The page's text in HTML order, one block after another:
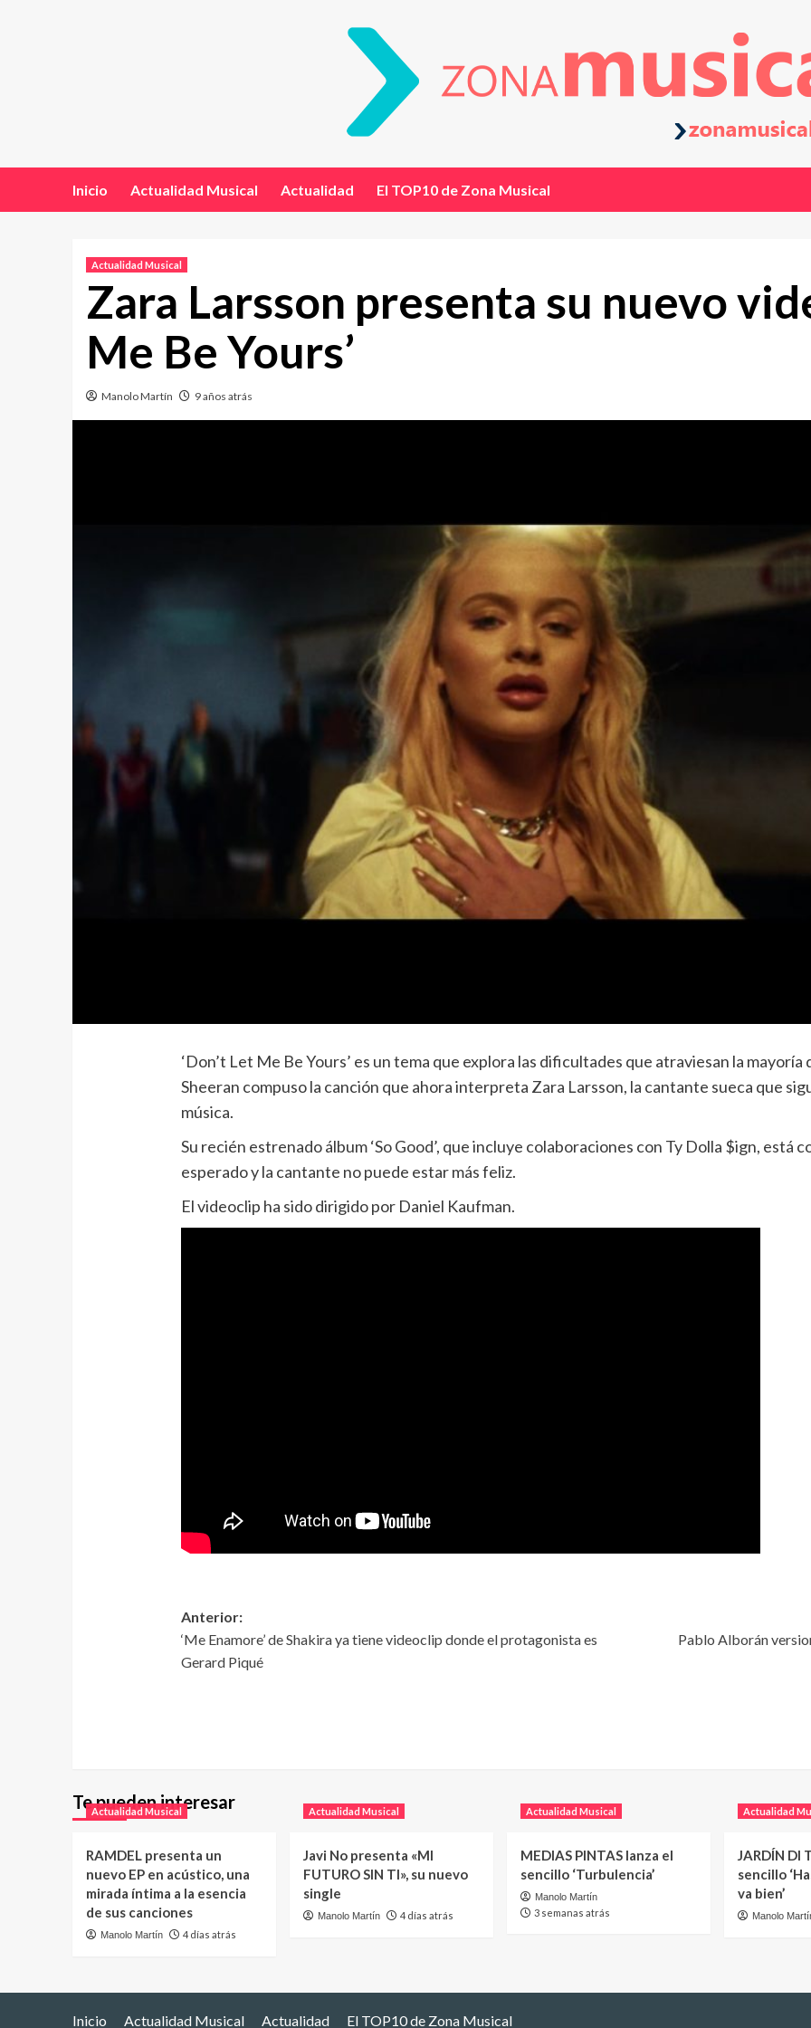
Inicio Actualidad Musical Actualidad El TOP10 de Zona Musical
Actualidad Musical
Zara Larsson presenta su nuevo
Me Be Yours’
Manolo Martín 9 años atrás
‘Don’t Let Me Be Yours’ es un tema que explora las dificultades que atraviesan la mayoría
Sheeran compuso la canción que ahora interpreta Zara Larsson, la cantante sueca que
música.
Su recién estrenado álbum ‘So Good’, que incluye colaboraciones con Ty Dolla $ign, está
esperado y la cantante no puede estar más feliz.
El videoclip ha sido dirigido por Daniel Kaufman.
Anterior:
‘Me Enamore’ de Shakira ya tiene videoclip donde el protagonista es
Gerard Piqué
Pablo Alborán
Te pueden interesar
Actualidad Musical
RAMDEL presenta un
nuevo EP en acústico, una
mirada íntima a la esencia
de sus canciones
Manolo Martín 4 días atrás
Actualidad Musical
Javi No presenta «MI
FUTURO SIN TI», su nuevo
single
Manolo Martín 4 días atrás
Actualidad Musical
MEDIAS PINTAS lanza el
sencillo ‘Turbulencia’
Manolo Martín
3 semanas atrás
Actualidad
JARDÍN DI
sencillo
va bien’
Manolo
Inicio Actualidad Musical Actualidad El TOP10 de Zona Musical